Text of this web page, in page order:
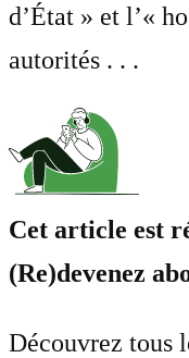
d’État » et l’«
autorités . . .
Cet article est
(Re)devenez
Découvrez tous